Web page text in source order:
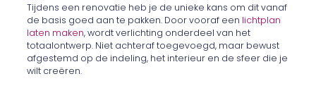
Tijdens een renovatie heb je de unieke kans om dit vanaf
de basis goed aan te pakken. Door vooraf een lichtplan
laten maken, wordt verlichting onderdeel van het
totaalontwerp. Niet achteraf toegevoegd, maar bewust
afgestemd op de indeling, het interieur en de sfeer die je
wilt creëren.